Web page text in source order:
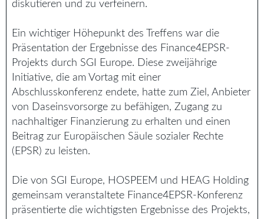
diskutieren und zu verfeinern.
Ein wichtiger Höhepunkt des Treffens war die
Präsentation der Ergebnisse des Finance4EPSR-
Projekts durch SGI Europe. Diese zweijährige
Initiative, die am Vortag mit einer
Abschlusskonferenz endete, hatte zum Ziel, Anbieter
von Daseinsvorsorge zu befähigen, Zugang zu
nachhaltiger Finanzierung zu erhalten und einen
Beitrag zur Europäischen Säule sozialer Rechte
(EPSR) zu leisten.
Die von SGI Europe, HOSPEEM und HEAG Holding
gemeinsam veranstaltete Finance4EPSR-Konferenz
präsentierte die wichtigsten Ergebnisse des Projekts,